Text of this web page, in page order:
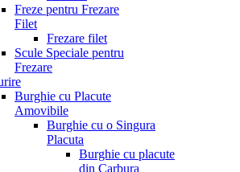
Freze pentru Frezare
Filet
Frezare filet
Scule Speciale pentru
Frezare
Burghie cu Placute
Amovibile
Burghie cu o Singura
Placuta
Burghie cu placute
din Carbura